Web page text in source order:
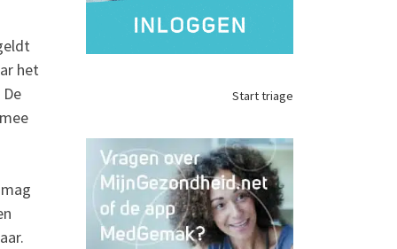
het
Start triage